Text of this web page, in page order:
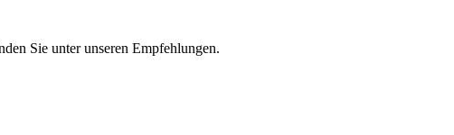
Sie unter unseren Empfehlungen.